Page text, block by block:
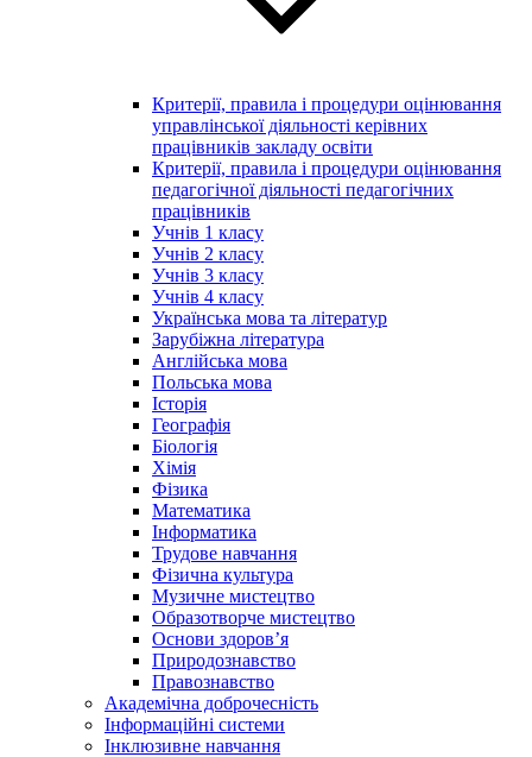
Критерії, правила і процедури оцінювання
управлінської діяльності керівних
працівників закладу освіти
Критерії, правила і процедури оцінювання
педагогічної діяльності педагогічних
працівників
Учнів 1 класу
Учнів 2 класу
Учнів 3 класу
Учнів 4 класу
Українська мова та літератур
Зарубіжна література
Англійська мова
Польська мова
Історія
Географія
Біологія
Хімія
Фізика
Математика
Інформатика
Трудове навчання
Фізична культура
Музичне мистецтво
Образотворче мистецтво
Основи здоров’я
Природознавство
Правознавство
Академічна доброчесність
Інформаційні системи
Інклюзивне навчання